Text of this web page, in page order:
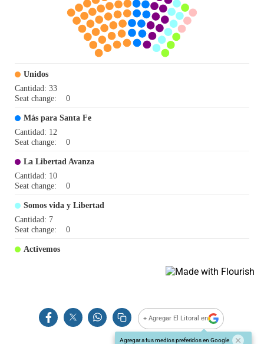
+ Agregar El Litoral en
Agregar a tus medios preferidos en Google